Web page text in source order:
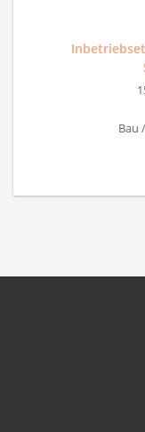
Bau